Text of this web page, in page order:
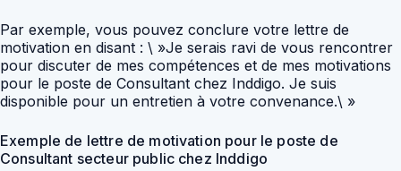
Par exemple, vous pouvez conclure votre lettre de
motivation en disant : \ »Je serais ravi de vous rencontrer
pour discuter de mes compétences et de mes motivations
pour le poste de Consultant chez Inddigo. Je suis
disponible pour un entretien à votre convenance.\ »
Exemple de lettre de motivation pour le poste de
Consultant secteur public chez Inddigo